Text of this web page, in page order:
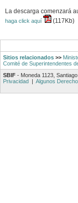
La descarga comenzará
haga click aquí (117Kb)
Sitios relacionados >>
Comité de Superintendentes
SBIF - Moneda 1123,
Privacidad | Algunos